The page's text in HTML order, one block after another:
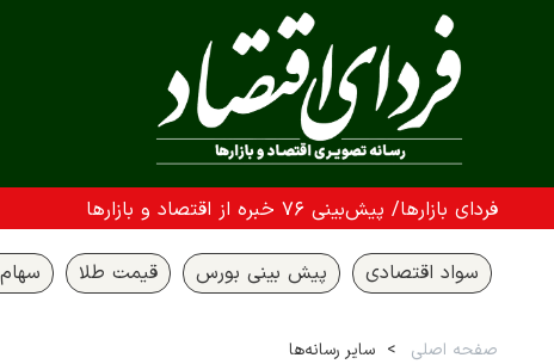
فردای بازارها/ پیش‌بینی ۷۶ خبره از اقتصاد و بازارها
سواد اقتصادی پیش بینی بورس قیمت طلا
صفحه اصلی سایر رسانه‌ها